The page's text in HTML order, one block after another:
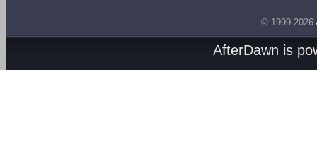
© 1999-2026
AfterDawn is